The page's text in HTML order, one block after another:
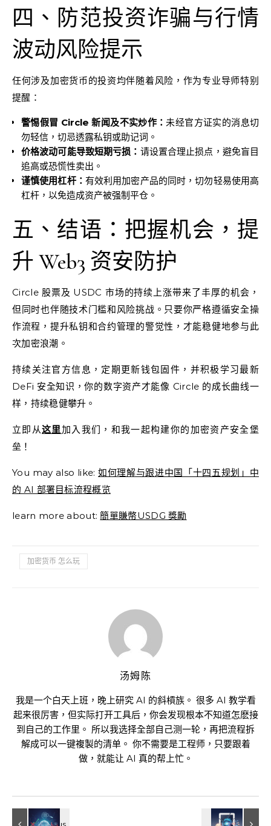
四、防范投资诈骗与行情
波动风险提示
任何涉及加密货币的投资均伴随着风险，作为专业导师特别
提醒：
警惕假冒 Circle 新闻及不实炒作： 未经官方证实的消息切
勿轻信，切忌透露私钥或助记词。
价格波动可能导致短期亏损： 请设置合理止损点，避免盲目
追高或恐慌性卖出。
谨慎使用杠杆： 有效利用加密产品的同时，切勿轻易使用高
杠杆，以免造成资产被强制平仓。
五、结语：把握机会，提
升 Web3 资安防护
Circle 股票及 USDC 市场的持续上涨带来了丰厚的机会，
但同时也伴随技术门槛和风险挑战。只要你严格遵循安全操
作流程，提升私钥和合约管理的警觉性，才能稳健地参与此
次加密浪潮。
持续关注官方信息，定期更新钱包固件，并积极学习最新
DeFi 安全知识，你的数字资产才能像 Circle 的成长曲线一
样，持续稳健攀升。
立即从这里加入我们，和我一起构建你的加密资产安全堡
垒！
You may also like:如何理解与跟进中国「十四五规划」中
的 AI 部署目标流程概览
learn more about:簡單賺幣USDG 獎勵
加密货币 怎么玩
汤姆陈
我是一个白天上班，晚上研究 AI 的斜槓族。 很多 AI 教学看
起来很厉害，但实际打开工具后，你会发现根本不知道怎麽接
到自己的工作里。 所以我选择全部自己测一轮，再把流程拆
解成可以一键複製的清单。 你不需要是工程师，只要跟着
做，就能让 AI 真的帮上忙。